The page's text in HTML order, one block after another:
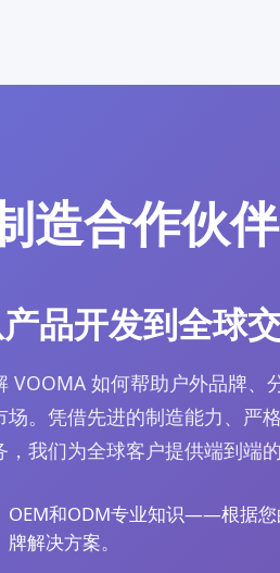
造合作伙伴
品开发到全球
VOOMA 如何帮助户外品牌、
场。凭借先进的制造能力、严
，我们为全球客户提供端到端
OEM和ODM专业知识——根据您
牌解决方案。